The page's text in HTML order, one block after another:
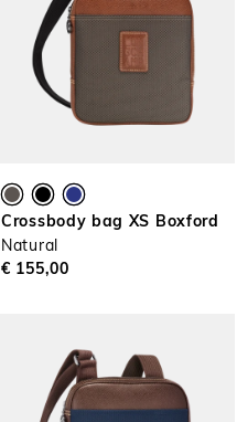
Crossbody bag XS Boxford
Natural
€ 155,00